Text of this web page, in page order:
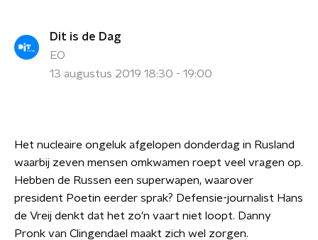
Dit is de Dag
EO
13 augustus 2019 18:30 - 19:00
Het nucleaire ongeluk afgelopen donderdag in Rusland
waarbij zeven mensen omkwamen roept veel vragen op.
Hebben de Russen een superwapen, waarover
president Poetin eerder sprak? Defensie-journalist Hans
de Vreij denkt dat het zo'n vaart niet loopt. Danny
Pronk van Clingendael maakt zich wel zorgen.